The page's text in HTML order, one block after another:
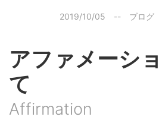
2019/10/05 -- ブログ
アファメーシ
て
Affirmation